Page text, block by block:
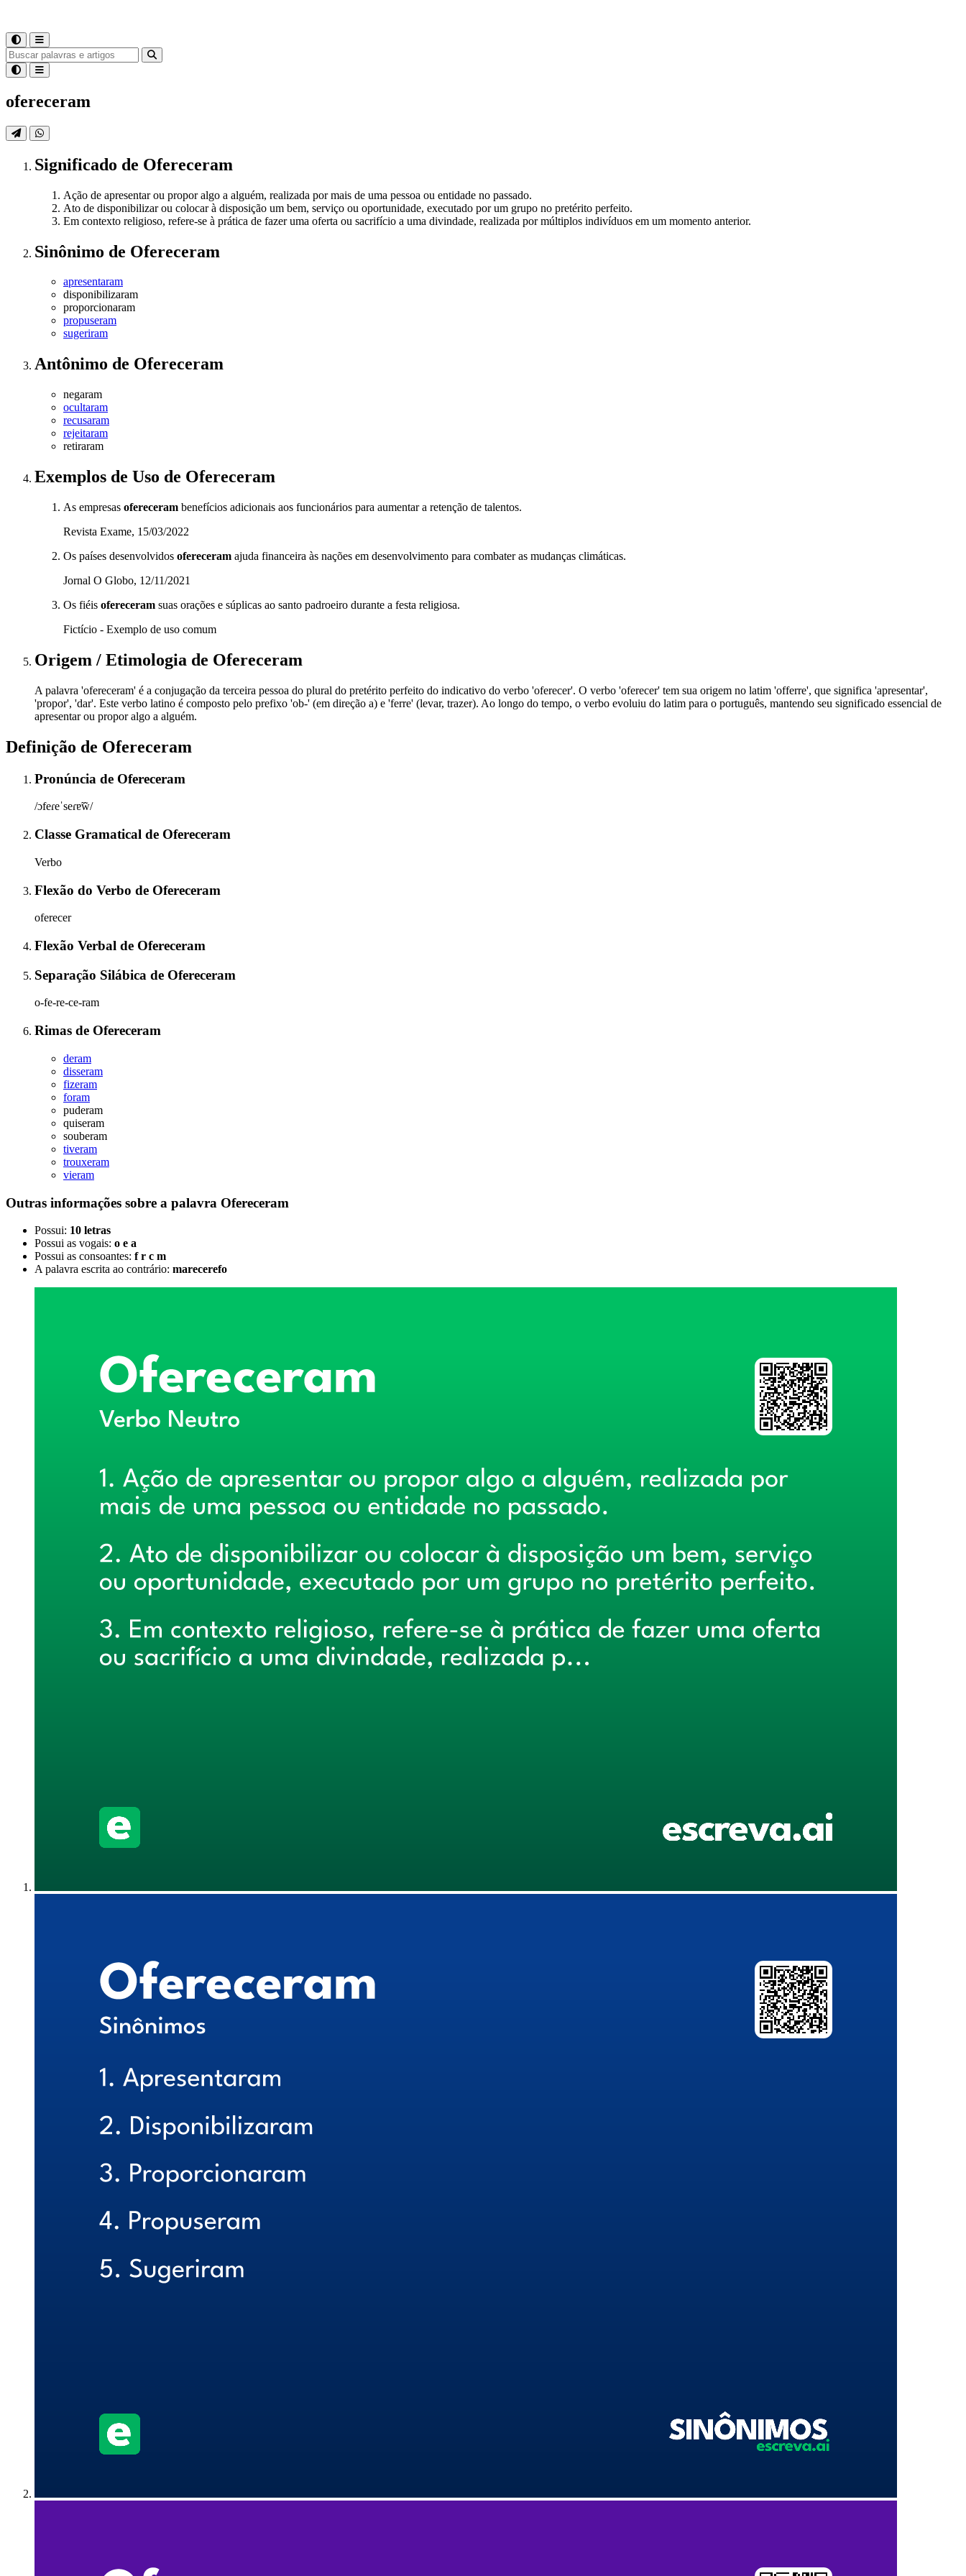
ofereceram
Significado de Ofereceram
Ação de apresentar ou propor algo a alguém, realizada por mais de uma pessoa ou entidade no passado.
Ato de disponibilizar ou colocar à disposição um bem, serviço ou oportunidade, executado por um grupo no pretérito perfeito.
Em contexto religioso, refere-se à prática de fazer uma oferta ou sacrifício a uma divindade, realizada por múltiplos indivíduos em um momento anterior.
Sinônimo de Ofereceram
apresentaram
disponibilizaram
proporcionaram
propuseram
sugeriram
Antônimo de Ofereceram
negaram
ocultaram
recusaram
rejeitaram
retiraram
Exemplos de Uso de Ofereceram
As empresas ofereceram benefícios adicionais aos funcionários para aumentar a retenção de talentos.
Revista Exame, 15/03/2022
Os países desenvolvidos ofereceram ajuda financeira às nações em desenvolvimento para combater as mudanças climáticas.
Jornal O Globo, 12/11/2021
Os fiéis ofereceram suas orações e súplicas ao santo padroeiro durante a festa religiosa.
Fictício - Exemplo de uso comum
Origem / Etimologia de Ofereceram
A palavra 'ofereceram' é a conjugação da terceira pessoa do plural do pretérito perfeito do indicativo do verbo 'oferecer'. O verbo 'oferecer' tem sua origem no latim 'offerre', que significa 'apresentar',
'propor', 'dar'. Este verbo latino é composto pelo prefixo 'ob-' (em direção a) e 'ferre' (levar, trazer). Ao longo do tempo, o verbo evoluiu do latim para o português, mantendo seu significado essencial de
apresentar ou propor algo a alguém.
Definição de Ofereceram
Pronúncia de Ofereceram
/ɔfeɾeˈseɾɐ̃w̃/
Classe Gramatical de Ofereceram
Verbo
Flexão do Verbo de Ofereceram
oferecer
Flexão Verbal de Ofereceram
Separação Silábica de Ofereceram
o-fe-re-ce-ram
Rimas de Ofereceram
deram
disseram
fizeram
foram
puderam
quiseram
souberam
tiveram
trouxeram
vieram
Outras informações sobre a palavra Ofereceram
Possui: 10 letras
Possui as vogais: o e a
Possui as consoantes: f r c m
A palavra escrita ao contrário: marecerefo